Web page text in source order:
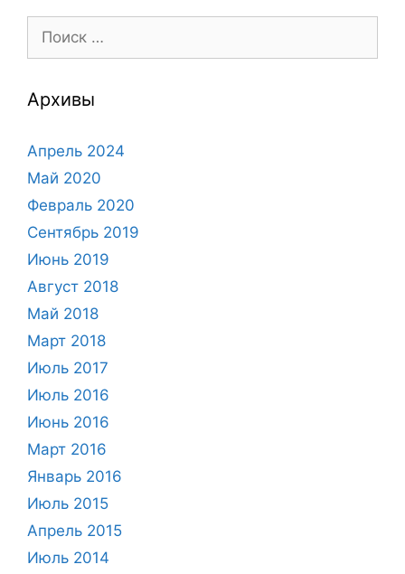
Архивы
Апрель 2024
Май 2020
Февраль 2020
Сентябрь 2019
Июнь 2019
Август 2018
Май 2018
Март 2018
Июль 2017
Июль 2016
Июнь 2016
Март 2016
Январь 2016
Июль 2015
Апрель 2015
Июль 2014